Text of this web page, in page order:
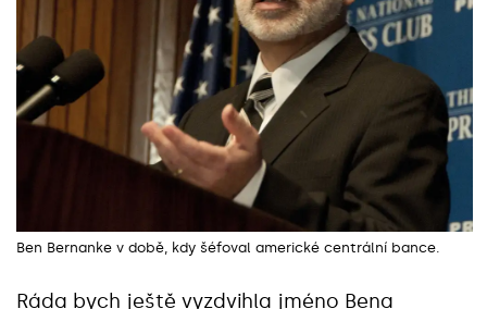
Ben Bernanke v době, kdy šéfoval americké centrální bance.
Ráda bych ještě vyzdvihla jméno Bena